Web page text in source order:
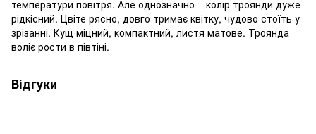
температури повітря. Але однозначно – колір троянди дуже
рідкісний. Цвіте рясно, довго тримає квітку, чудово стоїть у
зрізанні. Кущ міцний, компактний, листя матове. Троянда
воліє рости в півтіні.
Відгуки